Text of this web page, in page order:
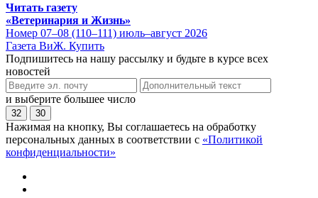
Читать газету
«Ветеринария и Жизнь»
Номер 07–08 (110–111) июль–август 2026
Газета ВиЖ. Купить
Подпишитесь на нашу рассылку и будьте в курсе всех
новостей
и выберите большее число
32 30
Нажимая на кнопку, Вы соглашаетесь на обработку
персональных данных в соответствии с «Политикой
конфиденциальности»